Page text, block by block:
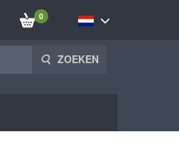
0
ZOEKEN